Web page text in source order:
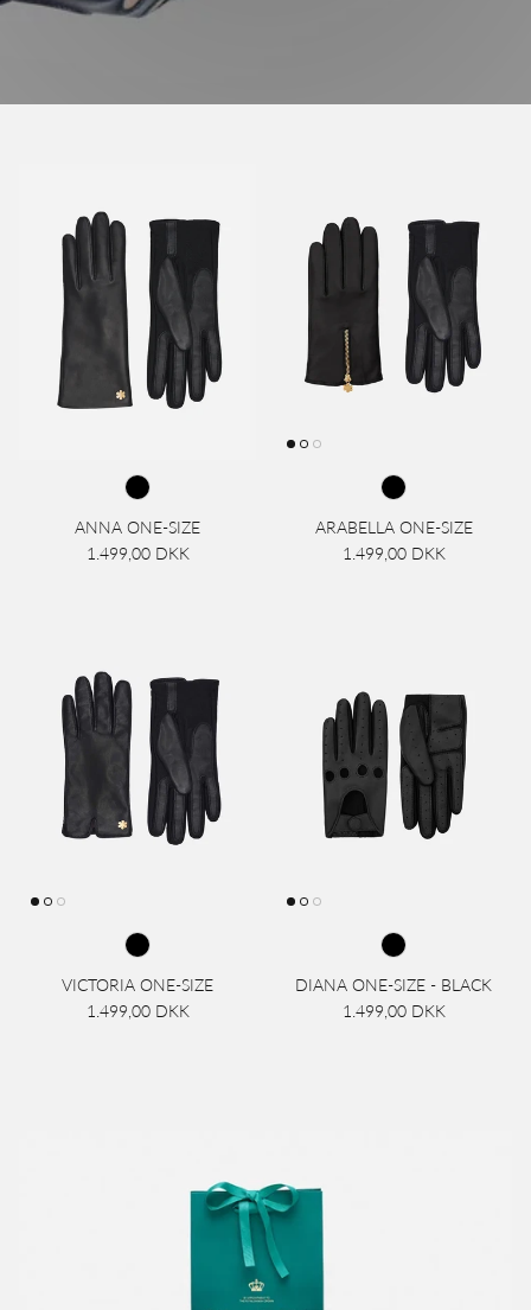
ANNA ONE-SIZE
1.499,00 DKK
ARABELLA ONE-SIZE
1.499,00 DKK
VICTORIA ONE-SIZE
1.499,00 DKK
DIANA ONE-SIZE - BLACK
1.499,00 DKK